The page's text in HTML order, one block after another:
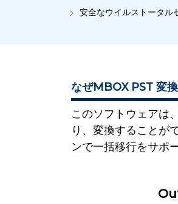
安全なウイルストータル
なぜMBOX PST 変
このソフトウェアは
り、変換することが
ンで一括移行をサポ